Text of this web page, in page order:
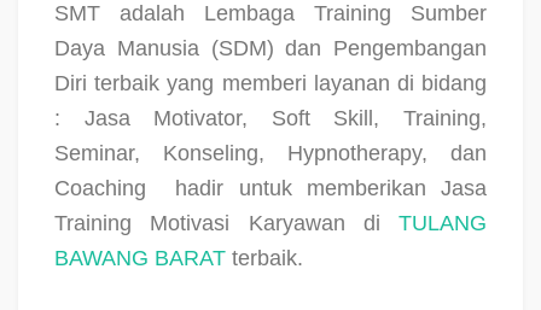
SMT adalah Lembaga Training Sumber
Daya Manusia (SDM) dan Pengembangan
Diri terbaik yang memberi layanan di bidang
: Jasa Motivator, Soft Skill, Training,
Seminar, Konseling, Hypnotherapy, dan
Coaching
hadir untuk memberikan Jasa
Training Motivasi Karyawan di TULANG
BAWANG BARAT terbaik.